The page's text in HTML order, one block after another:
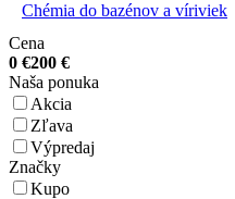
Chémia do bazénov a víriviek
Cena
0 €200 €
Naša ponuka
Akcia
Zľava
Výpredaj
Značky
Kupo